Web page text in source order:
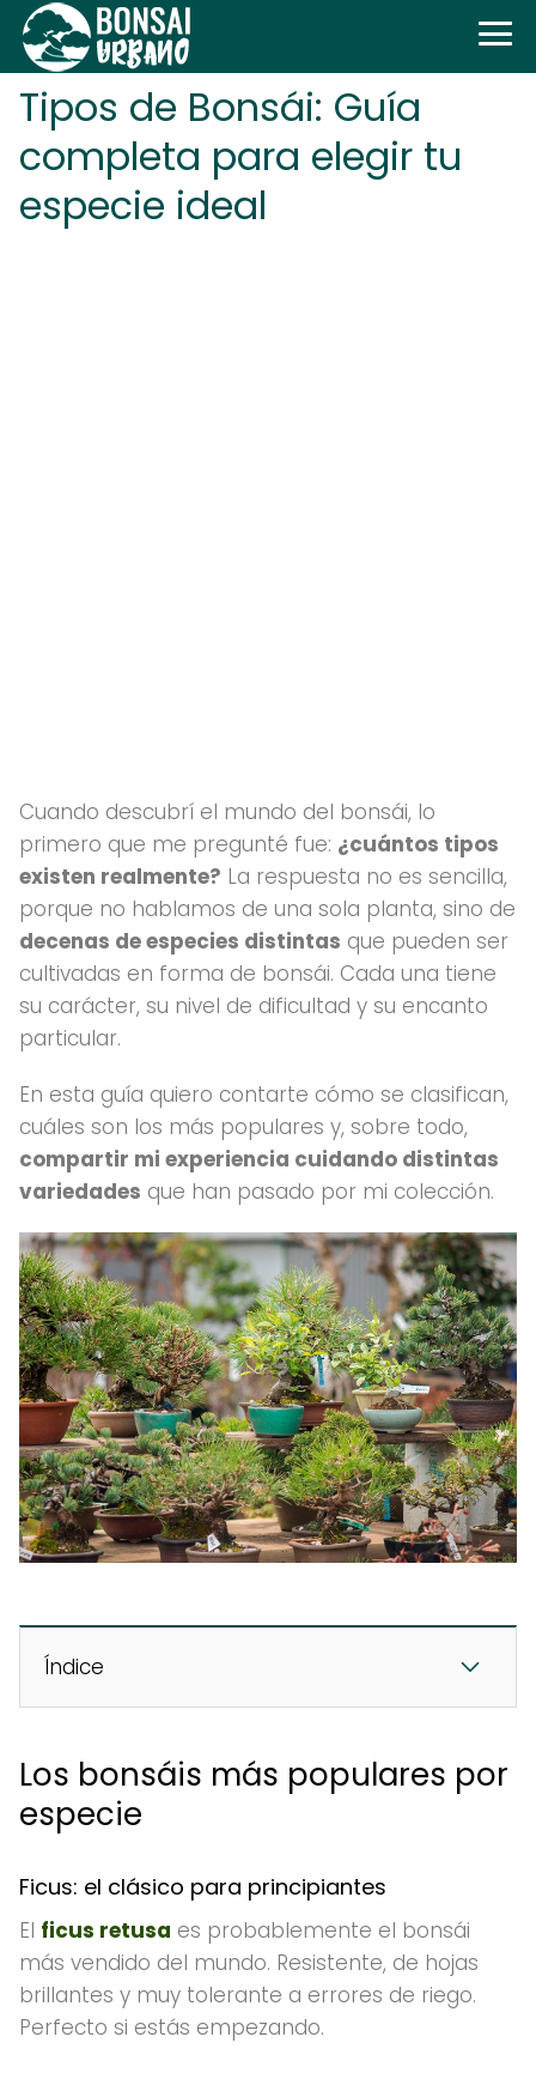
Tipos de Bonsái: Guía
completa para elegir tu
especie ideal
Cuando descubrí el mundo del bonsái, lo
primero que me pregunté fue: ¿cuántos tipos
existen realmente? La respuesta no es sencilla,
porque no hablamos de una sola planta, sino de
decenas de especies distintas que pueden ser
cultivadas en forma de bonsái. Cada una tiene
su carácter, su nivel de dificultad y su encanto
particular.
En esta guía quiero contarte cómo se clasifican,
cuáles son los más populares y, sobre todo,
compartir mi experiencia cuidando distintas
variedades que han pasado por mi colección.
Índice
Los bonsáis más populares por
especie
Ficus: el clásico para principiantes
El ficus retusa es probablemente el bonsái
más vendido del mundo. Resistente, de hojas
brillantes y muy tolerante a errores de riego.
Perfecto si estás empezando.